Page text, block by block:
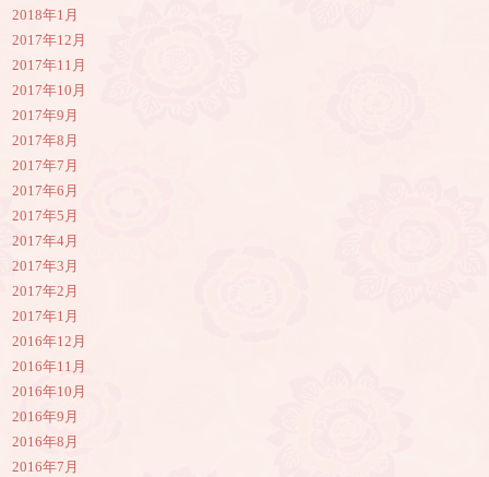
2018年1月
2017年12月
2017年11月
2017年10月
2017年9月
2017年8月
2017年7月
2017年6月
2017年5月
2017年4月
2017年3月
2017年2月
2017年1月
2016年12月
2016年11月
2016年10月
2016年9月
2016年8月
2016年7月